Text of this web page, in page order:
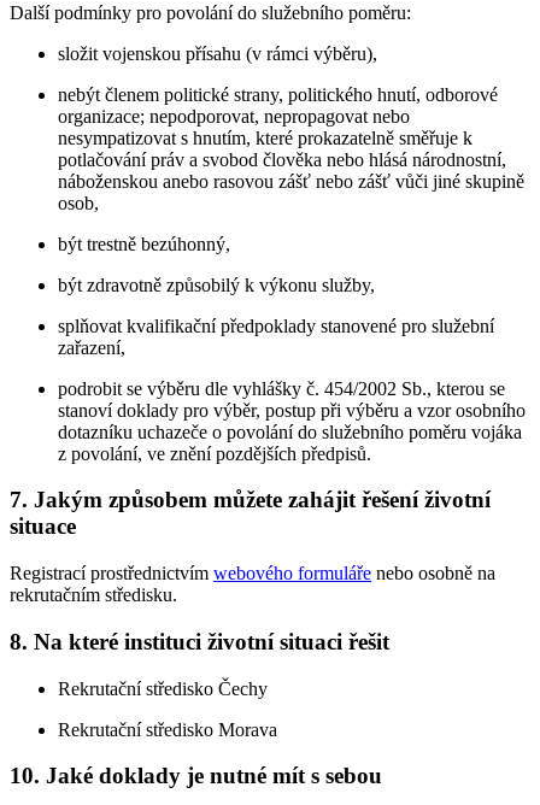
Další podmínky pro povolání do služebního poměru:
složit vojenskou přísahu (v rámci výběru),
nebýt členem politické strany, politického hnutí, odborové
organizace; nepodporovat, nepropagovat nebo
nesympatizovat s hnutím, které prokazatelně směřuje k
potlačování práv a svobod člověka nebo hlásá národnostní,
náboženskou anebo rasovou zášť nebo zášť vůči jiné skupině
osob,
být trestně bezúhonný,
být zdravotně způsobilý k výkonu služby,
splňovat kvalifikační předpoklady stanovené pro služební
zařazení,
podrobit se výběru dle vyhlášky č. 454/2002 Sb., kterou se
stanoví doklady pro výběr, postup při výběru a vzor osobního
dotazníku uchazeče o povolání do služebního poměru vojáka
z povolání, ve znění pozdějších předpisů.
7. Jakým způsobem můžete zahájit řešení životní
situace
Registrací prostřednictvím webového formuláře nebo osobně na
rekrutačním středisku.
8. Na které instituci životní situaci řešit
Rekrutační středisko Čechy
Rekrutační středisko Morava
10. Jaké doklady je nutné mít s sebou